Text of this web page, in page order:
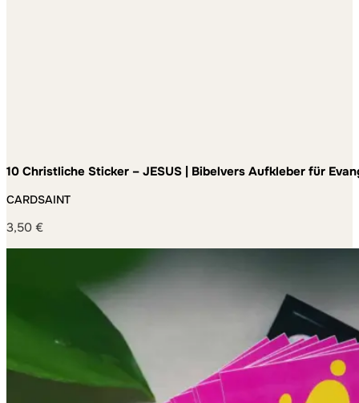
10 Christliche Sticker – JESUS | Bibelvers Aufkleber für
CARDSAINT
3,50 €